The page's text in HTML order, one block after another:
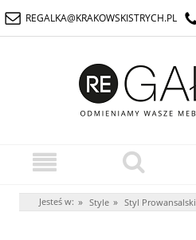
REGALKA@KRAKOWSKISTRYCH.PL
Jesteś w: » Style » Styl Prowansalski